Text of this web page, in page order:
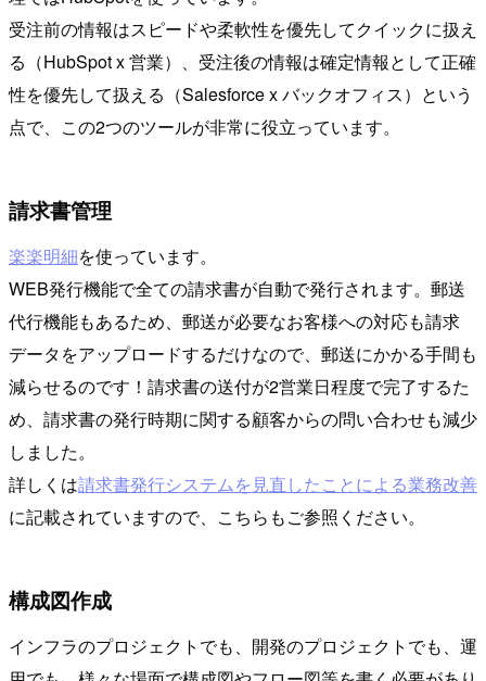
受注前の情報はスピードや柔軟性を優先してクイックに扱え
る（HubSpot x 営業）、受注後の情報は確定情報として正確
性を優先して扱える（Salesforce x バックオフィス）という
点で、この2つのツールが非常に役立っています。
請求書管理
楽楽明細を使っています。
WEB発行機能で全ての請求書が自動で発行されます。郵送
代行機能もあるため、郵送が必要なお客様への対応も請求
データをアップロードするだけなので、郵送にかかる手間も
減らせるのです！請求書の送付が2営業日程度で完了するた
め、請求書の発行時期に関する顧客からの問い合わせも減少
しました。
詳しくは請求書発行システムを見直したことによる業務改善
に記載されていますので、こちらもご参照ください。
構成図作成
インフラのプロジェクトでも、開発のプロジェクトでも、運